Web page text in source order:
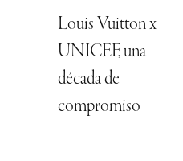
Louis Vuitton x
UNICEF, una
década de
compromiso